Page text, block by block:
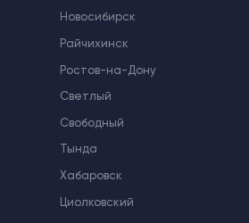
Новосибирск
Райчихинск
Ростов-на-Дону
Светлый
Свободный
Тында
Хабаровск
Циолковский